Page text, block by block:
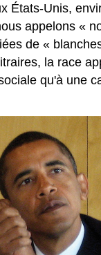
États-Unis,
appelons «
de «
la race
qu'à une